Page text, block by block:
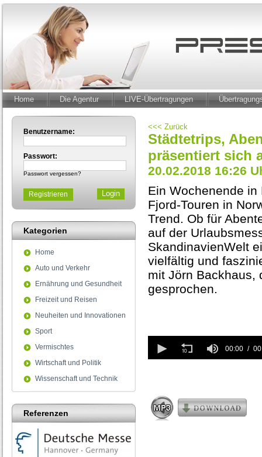
Home Die Agentur LIVE-Übertragungen
Benutzername:
Passwort:
Passwort vergessen?
Registrieren
Kategorien
Home
Auto und Verkehr
Ernährung und Gesundheit
Freizeit und Reisen
Neuheiten und Innovationen
Sport
Vermischtes
Wirtschaft und Politik
Wissenschaft und Technik
Referenzen
<<< Zurück
Städtetrips,
präsentiert sich
20.02.2018 16:26
Ein Wochenende
Fjord-Touren in
Trend. Ob für
auf der
SkandinavienWelt
vielfältig und
mit Jörn Backhaus,
gesprochen.
seconds
of
00:00